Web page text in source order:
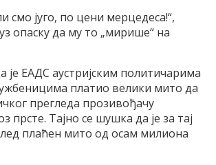
смо југо, по цени мерцедеса!“,
опаску да му то „мирише“ на
је ЕАДС аустријским политичарима
платио велики мито да
прегледа прозивођачу
прсте. Тајно се шушка да је за тај
плаћен мито од осам милиона